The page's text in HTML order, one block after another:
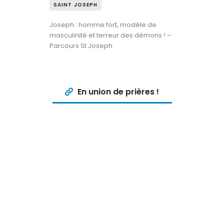
SAINT JOSEPH
Joseph : homme fort, modèle de
masculinité et terreur des démons ! –
Parcours St Joseph
En union de prières !